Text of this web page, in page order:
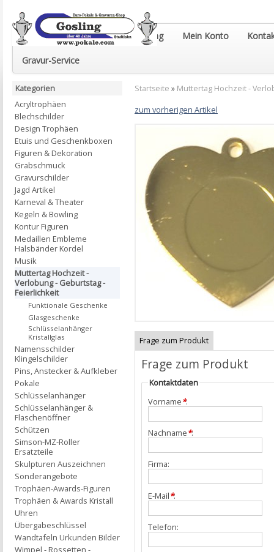
Euro-Pokale & Gravur-Shop Gosling Mein Konto
Gravur-Service
Startseite » Muttertag Hochzeit -
zum vorherigen Artikel
Frage zum Produkt
Frage zum Produkt
Kontaktdaten
Vorname*:
Nachname*:
Firma:
E-Mail*:
Telefon:
Kategorien
Acryltrophäen
Blechschilder
Design Trophäen
Etuis und Geschenkboxen
Figuren & Dekoration
Grabschmuck
Gravurschilder
Jagd Artikel
Karneval & Theater
Kegeln & Bowling
Kontur Figuren
Medaillen Embleme
Halsbänder Kordel
Musik
Muttertag Hochzeit -
Verlobung - Geburtstag -
Feierlichkeit
Funktionale Geschenke
Glasgeschenke
Schlüsselanhänger
Kristallglas
Namensschilder
Klingelschilder
Pins, Anstecker & Aufkleber
Pokale
Schlüsselanhänger
Schlüsselanhänger &
Flaschenöffner
Schützen
Simson-MZ-Roller
Ersatzteile
Skulpturen Auszeichnen
Sonderangebote
Trophäen-Awards-Figuren
Trophäen & Awards Kristall
Uhren
Übergabeschlüssel
Wandtafeln Urkunden Bilder
Wimpel - Rossetten -